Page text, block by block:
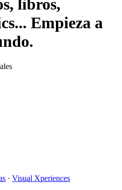
libros,
Empieza a
· Visual Xperiences